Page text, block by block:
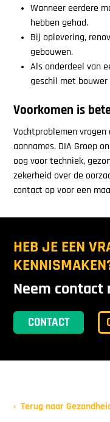
Wanneer eerdere
hebben gehad.
Bij oplevering,
gebouwen.
Als onderdeel van
geschil met bouwer
Voorkomen is
Vochtproblemen
aannames. DIA Groep
oog voor techniek,
zekerheid over de
contact op voor een
HEB JE EEN
Neem contact
CONTACT
Terug naar